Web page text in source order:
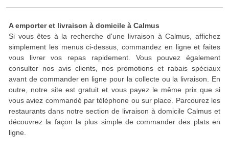
A emporter et livraison à domicile à Calmus
Si vous êtes à la recherche d'une livraison à Calmus, affichez
simplement les menus ci-dessus, commandez en ligne et faites
vous livrer vos repas rapidement. Vous pouvez également
consulter nos avis clients, nos promotions et rabais spéciaux
avant de commander en ligne pour la collecte ou la livraison. En
outre, notre site est gratuit et vous payez le même prix que si
vous aviez commandé par téléphone ou sur place. Parcourez les
restaurants dans notre section de livraison à domicile Calmus et
découvrez la façon la plus simple de commander des plats en
ligne.